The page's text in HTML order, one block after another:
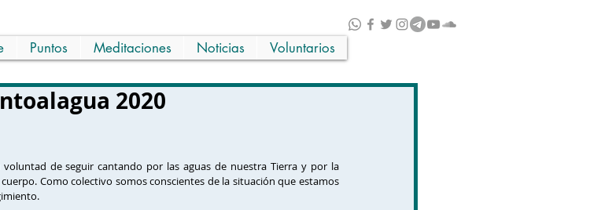
Puntos Meditaciones Noticias Voluntarios
2020
de seguir cantando por las aguas de nuestra Tierra y por la
Como colectivo somos conscientes de la situación que estamos